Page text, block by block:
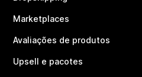
Marketplaces
Avaliações de produtos
Upsell e pacotes